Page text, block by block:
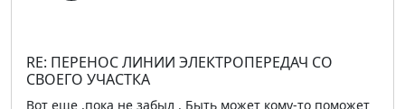
RE: ПЕРЕНОС ЛИНИИ ЭЛЕКТРОПЕРЕДАЧ СО
СВОЕГО УЧАСТКА
Вот еще ,пока не забыл . Быть может кому-то поможет